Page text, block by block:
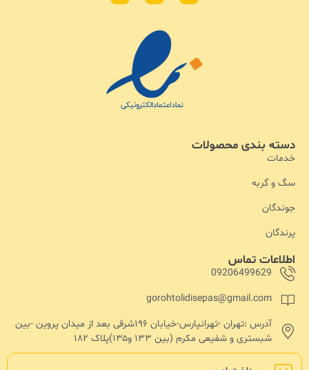
اطلاعات تماس
09206499629
gorohtolidisepas@gmail.com
آدرس :تهران -تهرانپارس-خیابان ۱۹۶شرقی بعد از میدان پروین -بین
شبستری و شفیعی مکرم (بین ۱۳۳ و۱۳۵)پلاک ۱۸۲
دسته بندی محصولات
خدمات
سگ و گربه
جوندگان
پرندگان